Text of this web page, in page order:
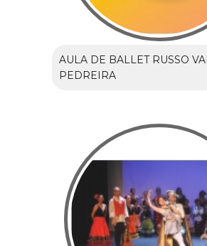
AULA DE BALLET RUSSO
PEDREIRA